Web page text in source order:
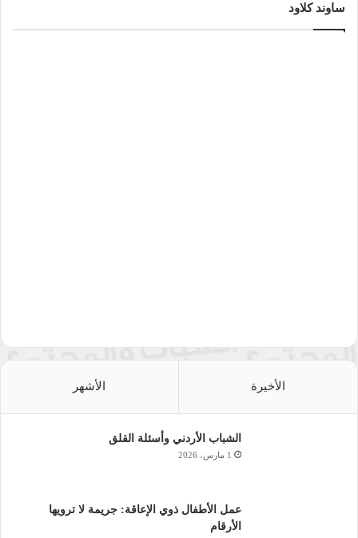
ساوند كلاود
الأخيرة الأشهر
الشباب الأردني وأسئلة القلق
1 مارس، 2026
عمل الأطفال ذوي الإعاقة: جريمة لا ترويها
الأرقام